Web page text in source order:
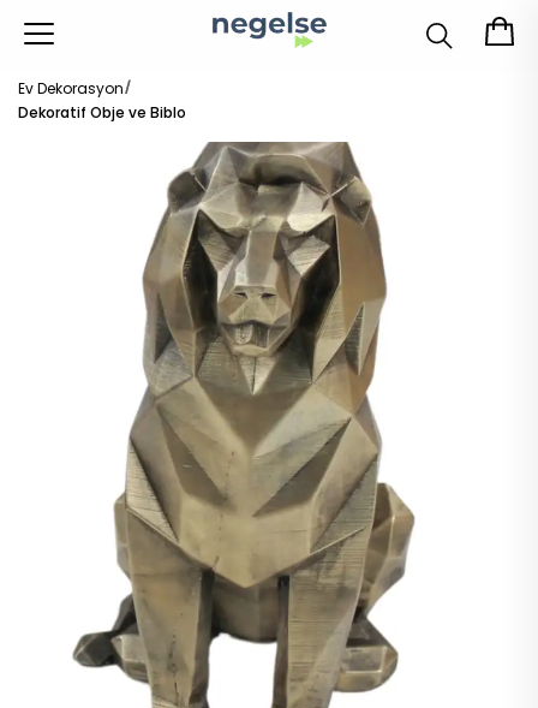
Ev Dekorasyon
Dekoratif Obje ve Biblo